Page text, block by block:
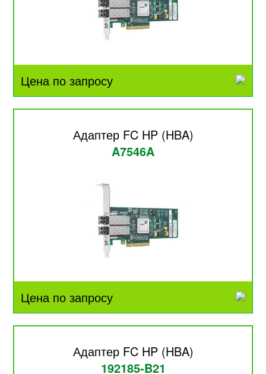
Цена по запросу
Адаптер FC HP (HBA)
A7546A
Цена по запросу
Адаптер FC HP (HBA)
192185-B21